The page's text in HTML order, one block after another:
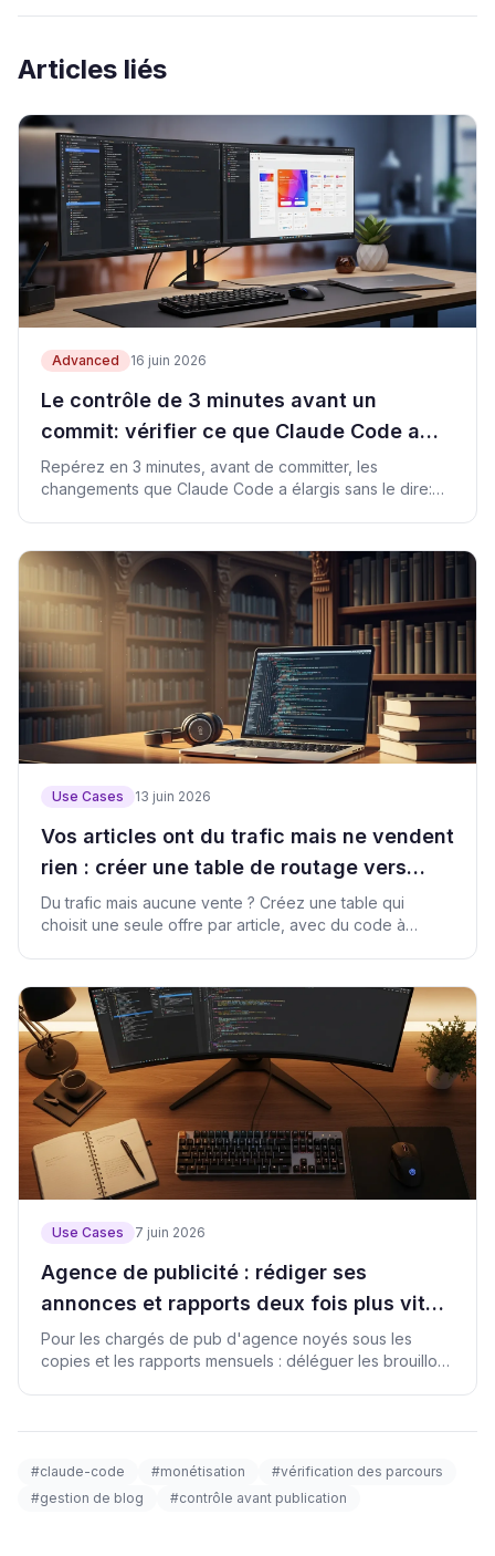
Articles liés
Advanced 16 juin 2026
Le contrôle de 3 minutes avant un
commit: vérifier ce que Claude Code a
vraiment touché
Repérez en 3 minutes, avant de committer, les
changements que Claude Code a élargis sans le dire:
Use Cases 13 juin 2026
Vos articles ont du trafic mais ne vendent
rien : créer une table de routage vers
l'étape suivante
Du trafic mais aucune vente ? Créez une table qui
choisit une seule offre par article, avec du code à
Use Cases 7 juin 2026
Agence de publicité : rédiger ses
annonces et rapports deux fois plus vite
avec Claude Code
Pour les chargés de pub d'agence noyés sous les
copies et les rapports mensuels : déléguer les brouillons
#claude-code #monétisation
#vérification des parcours
#gestion de blog
#contrôle avant publication